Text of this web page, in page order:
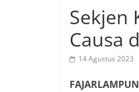
Sekjen
Causa
14 Agustus 2023